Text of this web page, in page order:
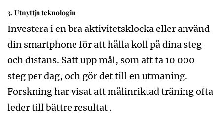
3. Utnyttja teknologin
Investera i en bra aktivitetsklocka eller använd
din smartphone för att hålla koll på dina steg
och distans. Sätt upp mål, som att ta 10 000
steg per dag, och gör det till en utmaning.
Forskning har visat att målinriktad träning ofta
leder till bättre resultat .